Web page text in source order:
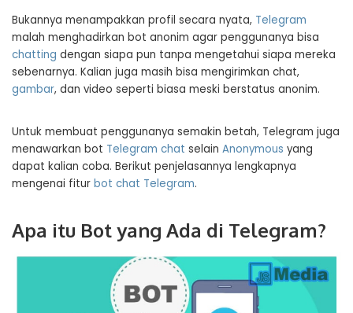
Bukannya menampakkan profil secara nyata, Telegram
malah menghadirkan bot anonim agar penggunanya bisa
chatting dengan siapa pun tanpa mengetahui siapa mereka
sebenarnya. Kalian juga masih bisa mengirimkan chat,
gambar, dan video seperti biasa meski berstatus anonim.
Untuk membuat penggunanya semakin betah, Telegram juga
menawarkan bot Telegram chat selain Anonymous yang
dapat kalian coba. Berikut penjelasannya lengkapnya
mengenai fitur bot chat Telegram.
Apa itu Bot yang Ada di Telegram?